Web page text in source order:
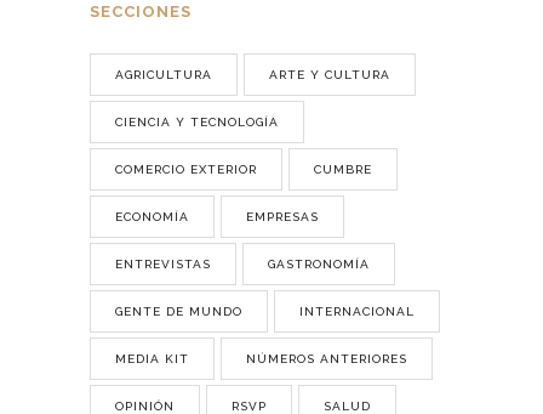
SECCIONES
AGRICULTURA ARTE Y CULTURA
CIENCIA Y TECNOLOGÍA
COMERCIO EXTERIOR CUMBRE
ECONOMÍA EMPRESAS
ENTREVISTAS GASTRONOMÍA
GENTE DE MUNDO INTERNACIONAL
MEDIA KIT NÚMEROS ANTERIORES
OPINIÓN RSVP SALUD